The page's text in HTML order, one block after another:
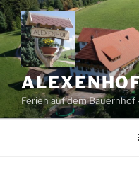
Zum
Inhalt
springen
Ferien auf dem Bauernhof